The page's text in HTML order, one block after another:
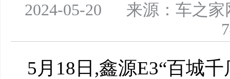
2024-05-20 来源：车之
5月18日,鑫源E3“百城